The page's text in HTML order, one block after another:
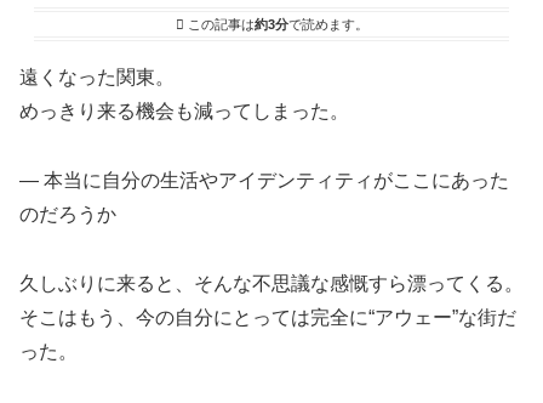
この記事は約3分で読めます。
遠くなった関東。
めっきり来る機会も減ってしまった。
― 本当に自分の生活やアイデンティティがここにあった
のだろうか
久しぶりに来ると、そんな不思議な感慨すら漂ってくる。
そこはもう、今の自分にとっては完全に“アウェー”な街だ
った。